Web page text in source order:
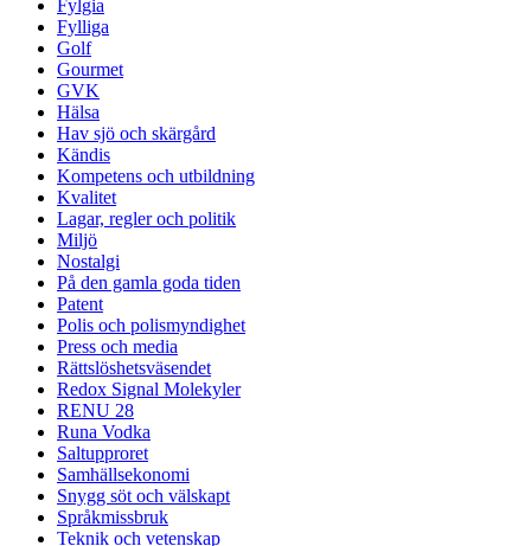
Fylgia
Fylliga
Golf
Gourmet
GVK
Hälsa
Hav sjö och skärgård
Kändis
Kompetens och utbildning
Kvalitet
Lagar, regler och politik
Miljö
Nostalgi
På den gamla goda tiden
Patent
Polis och polismyndighet
Press och media
Rättslöshetsväsendet
Redox Signal Molekyler
RENU 28
Runa Vodka
Saltupproret
Samhällsekonomi
Snygg söt och välskapt
Språkmissbruk
Teknik och vetenskap